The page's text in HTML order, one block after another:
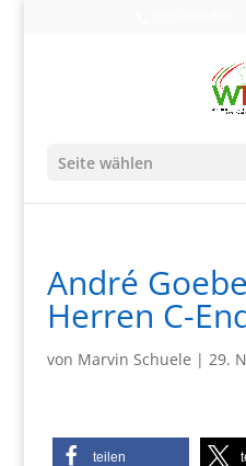
Seite wählen
André
Herren C-
von Marvin Schuele | 29.
teilen